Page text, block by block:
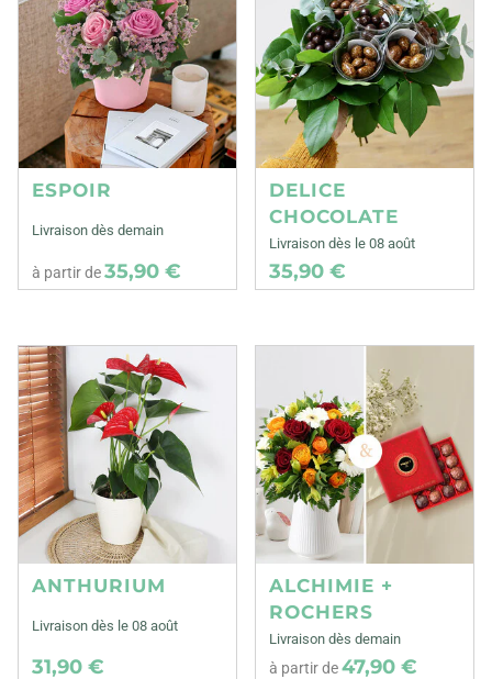
ESPOIR
Livraison dès demain
à partir de35,90 €
DELICE
CHOCOLATE
Livraison dès le 08 août
35,90 €
ANTHURIUM
Livraison dès le 08 août
31,90 €
ALCHIMIE +
ROCHERS
Livraison dès demain
à partir de47,90 €